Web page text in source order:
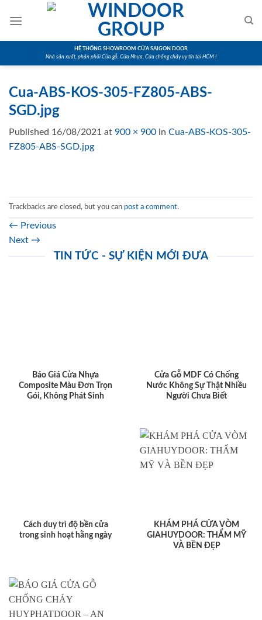
HỆ THỐNG SHOWROOM CỬA SAIGON DOOR
Nhà sản xuất, phân phối Cửa gỗ, Cửa Nhựa, Cửa chống cháy uy tín tại HCM !
Cua-ABS-KOS-305-FZ805-ABS-
SGD.jpg
Published 16/08/2021 at 900 × 900 in Cua-ABS-KOS-305-
FZ805-ABS-SGD.jpg
Trackbacks are closed, but you can post a comment.
← Previous
Next →
TIN TỨC - SỰ KIỆN MỚI ĐƯA
Báo Giá Cửa Nhựa
Composite Màu Đơn Trọn
Gói, Không Phát Sinh
Cửa Gỗ MDF Có Chống
Nước Không Sự Thật Nhiều
Người Chưa Biết
Cách duy trì độ bền cửa
trong sinh hoạt hằng ngày
KHÁM PHÁ CỬA VÒM
GIAHUYDOOR: THẨM MỸ
VÀ BỀN ĐẸP